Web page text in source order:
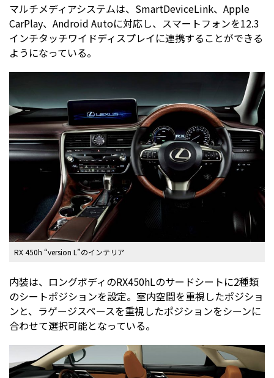
マルチメディアシステムは、SmartDeviceLink、Apple
CarPlay、Android Autoに対応し、スマートフォンを12.3
インチタッチワイドディスプレイに連携することができる
ようになっている。
RX 450h “version L”のインテリア
内装は、ロングボディのRX450hLのサードシートに2種類
のシートポジションを設定。室内空間を重視したポジショ
ンと、ラゲージスペースを重視したポジションをシーンに
合わせて選択可能となっている。